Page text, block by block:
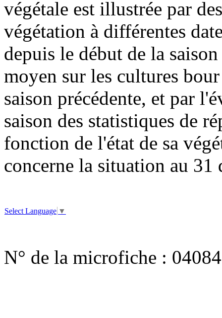
végétale est illustrée par
végétation à différentes
depuis le début de la
moyen sur les cultures
saison précédente, et par
saison des statistiques de
fonction de l'état de sa
concerne la situation au 31
Select Language ▼
N° de la microfiche :